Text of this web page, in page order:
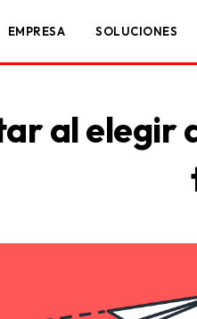
EMPRESA SOLUCIONES
al elegir